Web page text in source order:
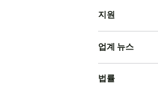
지원
업계 뉴스
법률